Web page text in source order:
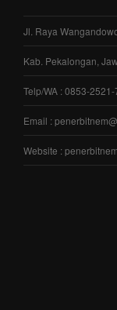
Jl. Raya
Kab. Pekalongan,
Telp/WA : 0853-
Email :
Website :